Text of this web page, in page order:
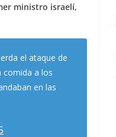
ministro israelí,
el ataque de
comida a los
en las